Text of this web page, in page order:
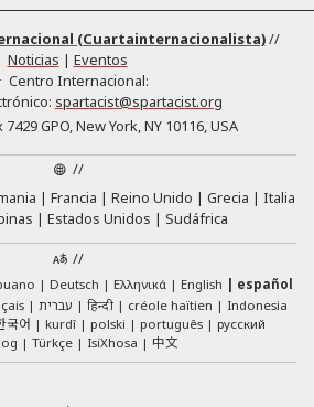
(Cuartainternacionalista)//
Noticias | Eventos
Centro Internacional:
spartacist@spartacist.org
7429 GPO, New York, NY 10116, USA
//
Francia Reino Unido Grecia
Italia
Estados Unidos
Sudáfrica
//
Deutsch Ελληνικά English
español
עברית हिन्दी créole haïtien
Indonesia
국어 kurdî polski português
русский
Türkçe IsiXhosa 中文